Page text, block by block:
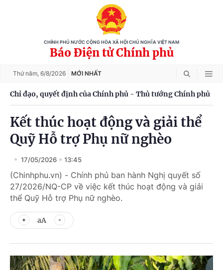
CHÍNH PHỦ NƯỚC CỘNG HÒA XÃ HỘI CHỦ NGHĨA VIỆT NAM
Báo Điện tử Chính phủ
Thứ năm, 6/8/2026 MỚI NHẤT
Chỉ đạo, quyết định của Chính phủ - Thủ tướng Chính phủ
Kết thúc hoạt động và giải thể
Quỹ Hỗ trợ Phụ nữ nghèo
17/05/2026 13:45
(Chinhphu.vn) - Chính phủ ban hành Nghị quyết số
27/2026/NQ-CP về việc kết thúc hoạt động và giải
thể Quỹ Hỗ trợ Phụ nữ nghèo.
aA